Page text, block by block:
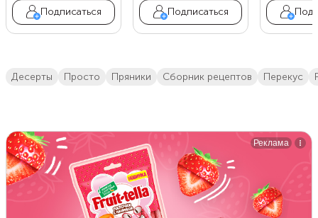
Подписаться
Подписаться
десерты просто пряники сборник рецептов перекус